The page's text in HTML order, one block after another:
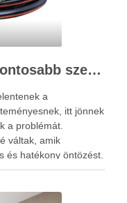
Miért töltenek be egyre fontosabb szerepet a locsolótömlők?
a
itt jönnek
a problémát.
váltak, amik
és hatékony öntözést.
fejlődésére van